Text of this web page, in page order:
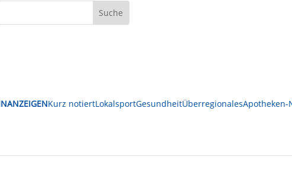
Kurz notiertLokalsportGesundheitÜberregionalesApotheken-